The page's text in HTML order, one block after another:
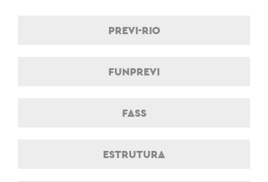
PREVI-RIO
FUNPREVI
FASS
ESTRUTURA